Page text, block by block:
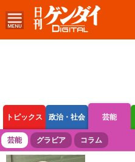
トピックス 政治・社会 芸能
ボートレース 競輪 オートレース
芸能 グラビア コラム